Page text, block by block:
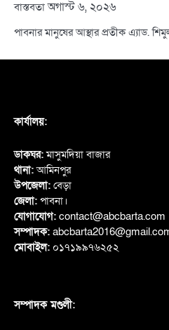
বাস্তবতা অগাস্ট ৬, ২০২৬
পাবনার মানুষের আস্থার প্রতীক এ্যাড.
কার্যালয়:
ডাকঘর:মাসুমদিয়া বাজার
থানা:আমিনপুর
উপজেলা: বেড়া
জেলা: পাবনা।
যোগাযোগ: contact@abcbarta.com
সম্পাদক:
মোবাইল: ০১৭১৯৯৭৬২৫২
সম্পাদক মণ্ডলী: